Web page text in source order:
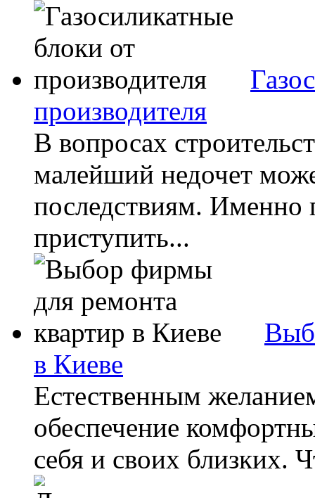
производителя
В вопросах
малейший недочет
последствиям. Именно
приступить...
в Киеве
Естественным
обеспечение
себя и своих близких.